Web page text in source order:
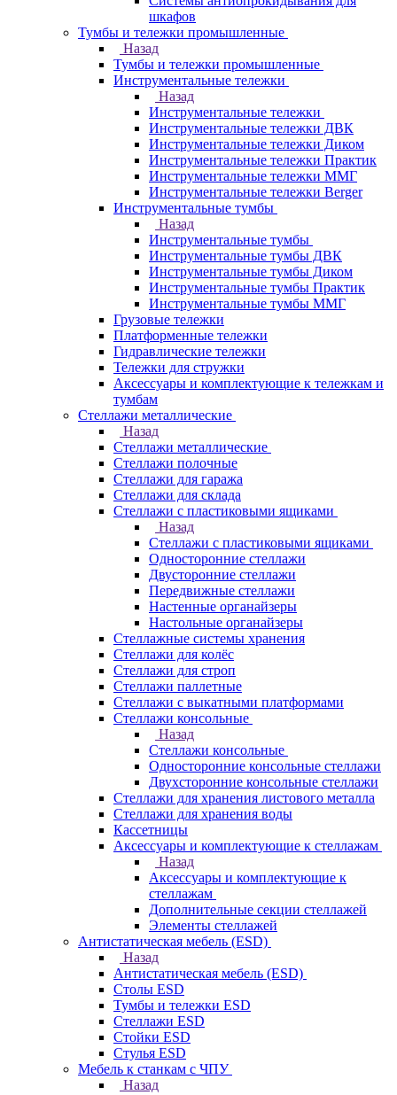
шкафов
Тумбы и тележки промышленные
Назад
Тумбы и тележки промышленные
Инструментальные тележки
Назад
Инструментальные тележки
Инструментальные тележки ДВК
Инструментальные тележки Диком
Инструментальные тележки Практик
Инструментальные тележки ММГ
Инструментальные тележки Berger
Инструментальные тумбы
Назад
Инструментальные тумбы
Инструментальные тумбы ДВК
Инструментальные тумбы Диком
Инструментальные тумбы Практик
Инструментальные тумбы ММГ
Грузовые тележки
Платформенные тележки
Гидравлические тележки
Тележки для стружки
Аксесcуары и комплектующие к тележкам и
тумбам
Стеллажи металлические
Назад
Стеллажи металлические
Стеллажи полочные
Стеллажи для гаража
Стеллажи для склада
Стеллажи с пластиковыми ящиками
Назад
Стеллажи с пластиковыми ящиками
Односторонние стеллажи
Двусторонние стеллажи
Передвижные стеллажи
Настенные органайзеры
Настольные органайзеры
Стеллажные системы хранения
Стеллажи для колёс
Стеллажи для строп
Стеллажи паллетные
Стеллажи с выкатными платформами
Стеллажи консольные
Назад
Стеллажи консольные
Односторонние консольные стеллажи
Двухсторонние консольные стеллажи
Стеллажи для хранения листового металла
Стеллажи для хранения воды
Кассетницы
Аксесcуары и комплектующие к стеллажам
Назад
Аксесcуары и комплектующие к
стеллажам
Дополнительные секции стеллажей
Элементы стеллажей
Антистатическая мебель (ESD)
Назад
Антистатическая мебель (ESD)
Столы ESD
Тумбы и тележки ESD
Стеллажи ESD
Стойки ESD
Стулья ESD
Мебель к станкам с ЧПУ
Назад